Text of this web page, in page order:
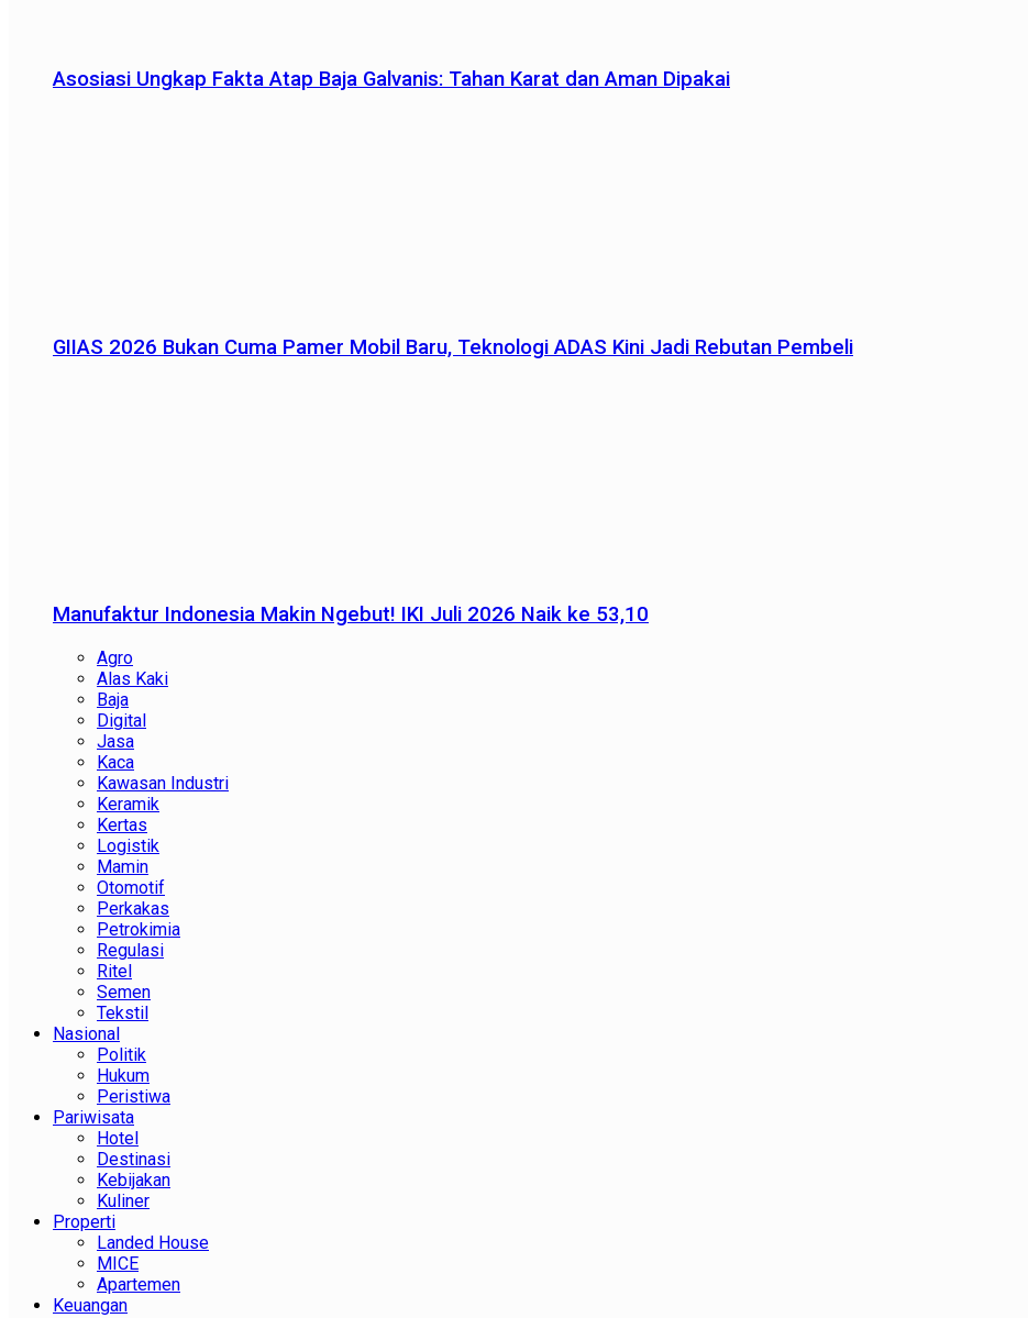
Asosiasi Ungkap Fakta Atap Baja Galvanis: Tahan Karat dan Aman Dipakai
GIIAS 2026 Bukan Cuma Pamer Mobil Baru, Teknologi ADAS Kini Jadi Rebutan Pembeli
Manufaktur Indonesia Makin Ngebut! IKI Juli 2026 Naik ke 53,10
Agro
Alas Kaki
Baja
Digital
Jasa
Kaca
Kawasan Industri
Keramik
Kertas
Logistik
Mamin
Otomotif
Perkakas
Petrokimia
Regulasi
Ritel
Semen
Tekstil
Nasional
Politik
Hukum
Peristiwa
Pariwisata
Hotel
Destinasi
Kebijakan
Kuliner
Properti
Landed House
MICE
Apartemen
Keuangan